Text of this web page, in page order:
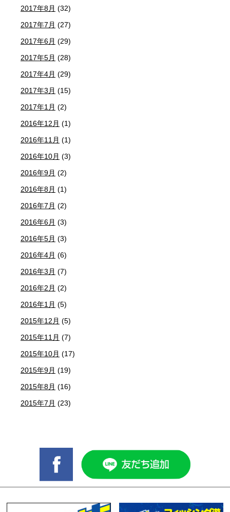
2017年8月 (32)
2017年7月 (27)
2017年6月 (29)
2017年5月 (28)
2017年4月 (29)
2017年3月 (15)
2017年1月 (2)
2016年12月 (1)
2016年11月 (1)
2016年10月 (3)
2016年9月 (2)
2016年8月 (1)
2016年7月 (2)
2016年6月 (3)
2016年5月 (3)
2016年4月 (6)
2016年3月 (7)
2016年2月 (2)
2016年1月 (5)
2015年12月 (5)
2015年11月 (7)
2015年10月 (17)
2015年9月 (19)
2015年8月 (16)
2015年7月 (23)